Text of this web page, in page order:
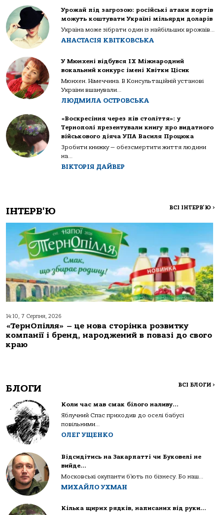
Урожай під загрозою: російські атаки портів
можуть коштувати Україні мільярди доларів
Україна може зібрати один із найбільших врожаїв...
АНАСТАСІЯ КВІТКОВСЬКА
У Мюнхені відбувся IX Міжнародний
вокальний конкурс імені Квітки Цісик
Мюнхен. Німеччина. В Консультаційній установі
України вшанували...
ЛЮДМИЛА ОСТРОВСЬКА
«Воскресіння через пів століття»: у
Тернополі презентували книгу про видатного
військового діяча УПА Василя Процюка
Зробити книжку — обезсмертити життя людини
на...
ВІКТОРІЯ ДАЙВЕР
ІНТЕРВ'Ю ВСІ ІНТЕРВ'Ю >
14:10, 7 Серпня, 2026
«ТернОпілля» – це нова сторінка розвитку
компанії і бренд, народжений в повазі до свого
краю
БЛОГИ ВСІ БЛОГИ >
Коли час мав смак білого наливу…
Яблучний Спас приходив до оселі бабусі
повільними...
ОЛЕГ УЩЕНКО
Відсидітись на Закарпатті чи Буковелі не
вийде…
Московські окупанти б’ють по бізнесу. Бо наш...
МИХАЙЛО УХМАН
Кілька щирих рядків, написаних від руки…